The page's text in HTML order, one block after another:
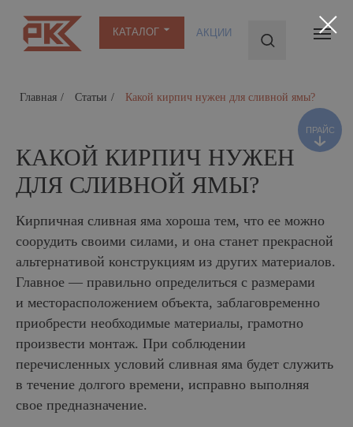
Главная / Статьи / Какой кирпич нужен для сливной ямы?
КАКОЙ КИРПИЧ НУЖЕН
ДЛЯ СЛИВНОЙ ЯМЫ?
Кирпичная сливная яма хороша тем, что ее можно
соорудить своими силами, и она станет прекрасной
альтернативой конструкциям из других материалов.
Главное — правильно определиться с размерами
и месторасположением объекта, заблаговременно
приобрести необходимые материалы, грамотно
произвести монтаж. При соблюдении
перечисленных условий сливная яма будет служить
в течение долгого времени, исправно выполняя
свое предназначение.